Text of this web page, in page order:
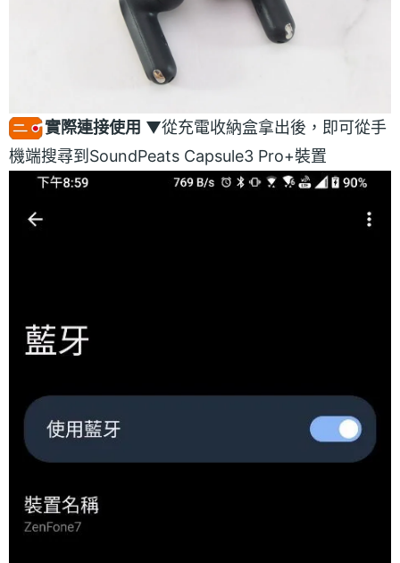
實際連接使用 ▼從充電收納盒拿出後，即可從手
機端搜尋到SoundPeats Capsule3 Pro+裝置